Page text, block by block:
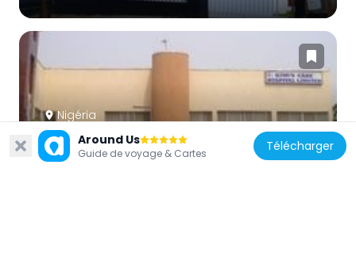
Nigéria
Kingscare hospital limited
1.7 km
Around Us
Guide de voyage & Cartes Télécharger